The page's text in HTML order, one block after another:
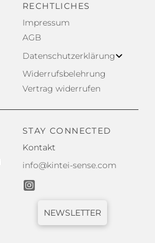
RECHTLICHES
Impressum
AGB
Datenschutzerklärung
Widerrufsbelehrung
Vertrag widerrufen
STAY CONNECTED
Kontakt
info@kintei-sense.com
NEWSLETTER